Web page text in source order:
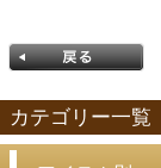
カテゴリー一覧